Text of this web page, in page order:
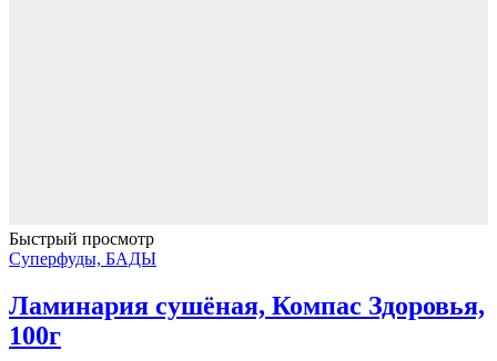
Быстрый просмотр
Суперфуды, БАДЫ
Ламинария сушёная, Компас Здоровья,
100г